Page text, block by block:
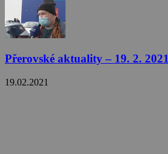
Přerovské aktuality – 19. 2. 2021
19.02.2021